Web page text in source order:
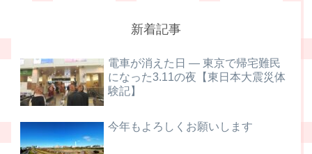
新着記事
電車が消えた日 ― 東京で帰宅難民
になった3.11の夜【東日本大震災体
験記】
今年もよろしくお願いします